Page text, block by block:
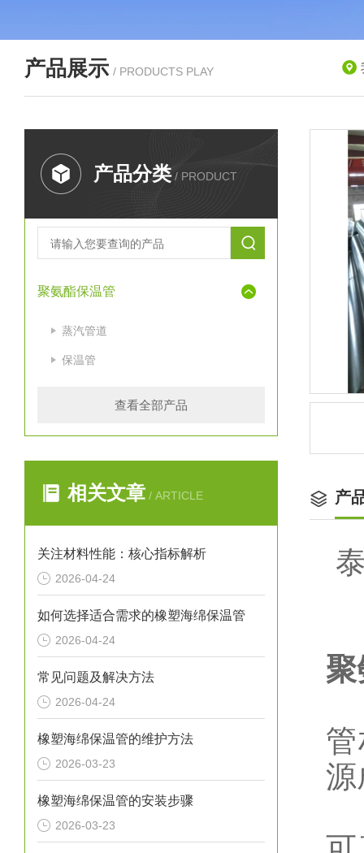
产品展示 / PRODUCTS PLAY
产品分类 / PRODUCT
聚氨酯保温管
蒸汽管道
保温管
查看全部产品
相关文章 / ARTICLE
关注材料性能：核心指标解析
2026-04-24
如何选择适合需求的橡塑海绵保温管
2026-04-24
常见问题及解决方法
2026-04-24
橡塑海绵保温管的维护方法
2026-03-23
橡塑海绵保温管的安装步骤
2026-03-23
产
聚